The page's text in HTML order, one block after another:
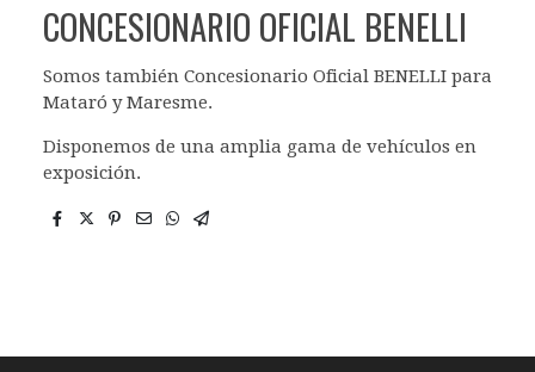
CONCESIONARIO OFICIAL BENELLI
Somos también Concesionario Oficial BENELLI para
Mataró y Maresme.
Disponemos de una amplia gama de vehículos en
exposición.